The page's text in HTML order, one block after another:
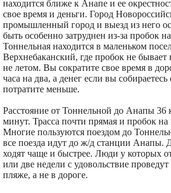
находится ближе к Анапе и ее
свое время и деньги. Город
промышленный город и выезд из него
быть особенно затруднен из-за пробок
Тоннельная находится в маленьком
Верхнебаканский, где пробок не
не летом. Вы сократите свое время в
часа на два, а денег если вы
потратите меньше.
Расстояние от Тоннельной до Анапы 36
минут. Трасса почти прямая и пробок на
Многие пользуются поездом до
все поезда идут до ж/д станции Анапы.
ходят чаще и быстрее. Люди у которых
или две недели с удовольствие
пляже, а не в дороге.